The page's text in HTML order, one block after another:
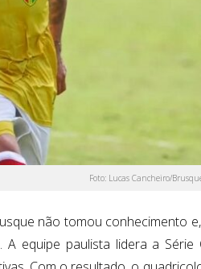
Foto: Lucas Cancheiro/
não tomou conhecimento
equipe paulista lidera a Série